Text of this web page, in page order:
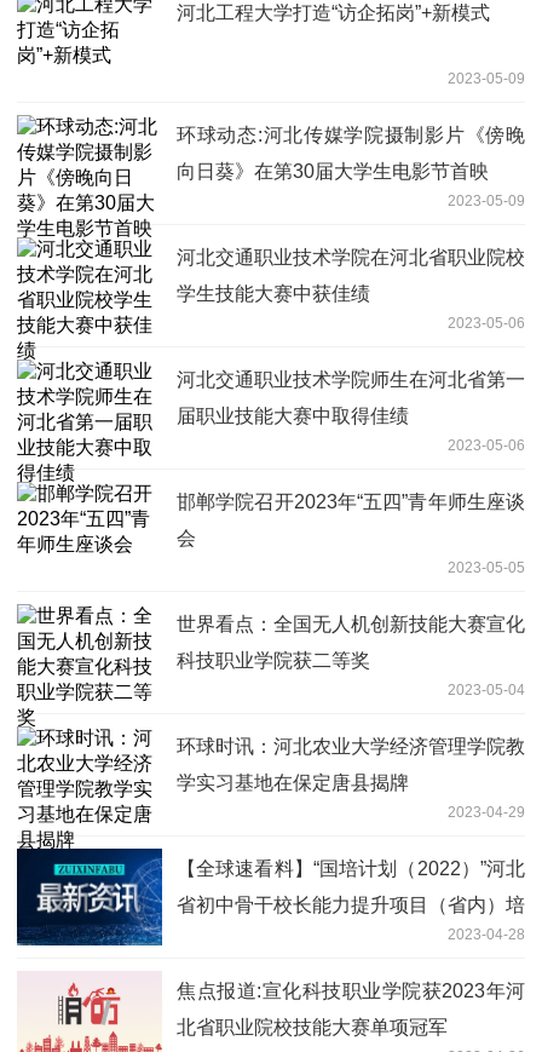
河北工程大学打造“访企拓岗”+新模式
2023-05-09
环球动态:河北传媒学院摄制影片《傍晚
向日葵》在第30届大学生电影节首映
2023-05-09
河北交通职业技术学院在河北省职业院校
学生技能大赛中获佳绩
2023-05-06
河北交通职业技术学院师生在河北省第一
届职业技能大赛中取得佳绩
2023-05-06
邯郸学院召开2023年“五四”青年师生座谈
会
2023-05-05
世界看点：全国无人机创新技能大赛宣化
科技职业学院获二等奖
2023-05-04
环球时讯：河北农业大学经济管理学院教
学实习基地在保定唐县揭牌
2023-04-29
【全球速看料】“国培计划（2022）”河北
省初中骨干校长能力提升项目（省内）培
2023-04-28
焦点报道:宣化科技职业学院获2023年河
北省职业院校技能大赛单项冠军